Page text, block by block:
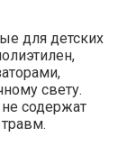
для детских
свету.
содержат